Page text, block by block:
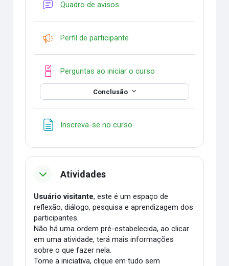
Quadro de avisos
Perfil de participante
Perguntas ao iniciar o curso
Conclusão
Inscreva-se no curso
Atividades
Usuário visitante, este é um espaço de
reflexão, diálogo, pesquisa e aprendizagem dos
participantes.
Não há uma ordem pré-estabelecida, ao clicar
em uma atividade, terá mais informações
sobre o que fazer nela.
Tome a iniciativa, clique em tudo sem